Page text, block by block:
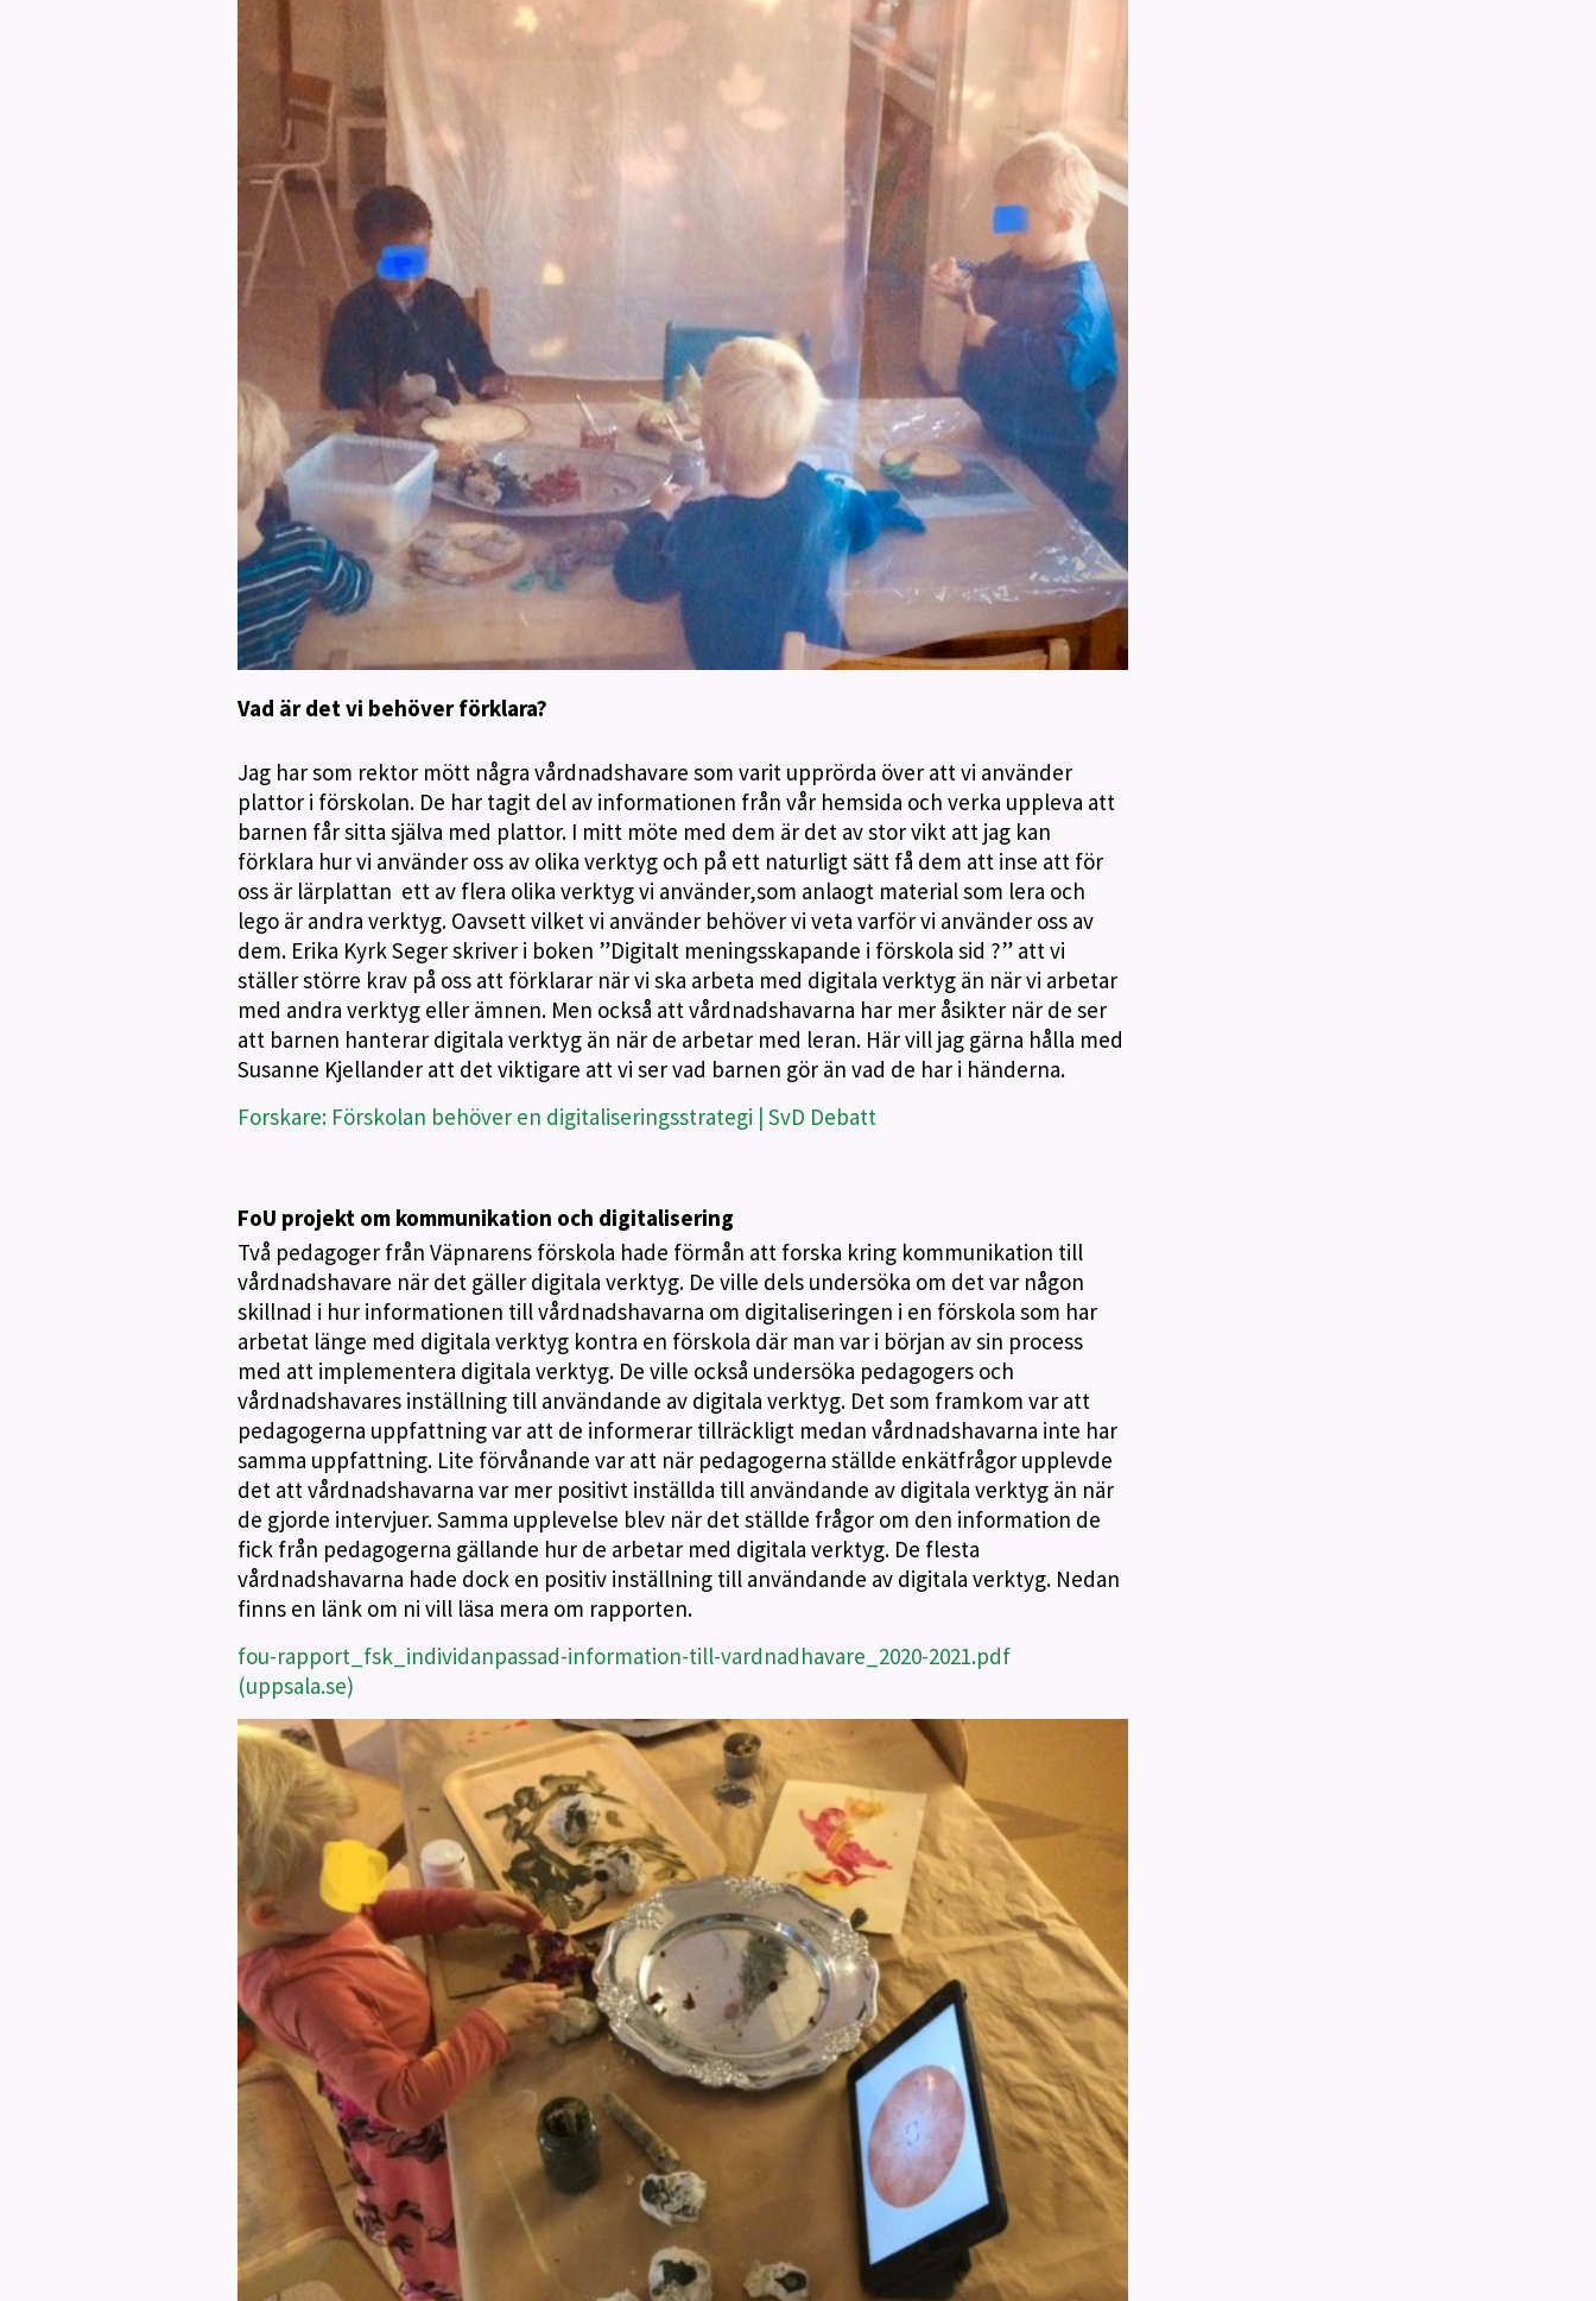
Vad är det vi behöver förklara?
Jag har som rektor mött några vårdnadshavare som varit upprörda över att vi använder
plattor i förskolan. De har tagit del av informationen från vår hemsida och verka uppleva att
barnen får sitta själva med plattor. I mitt möte med dem är det av stor vikt att jag kan
förklara hur vi använder oss av olika verktyg och på ett naturligt sätt få dem att inse att för
oss är lärplattan ett av flera olika verktyg vi använder,som anlaogt material som lera och
lego är andra verktyg. Oavsett vilket vi använder behöver vi veta varför vi använder oss av
dem. Erika Kyrk Seger skriver i boken ”Digitalt meningsskapande i förskola sid ?” att vi
ställer större krav på oss att förklarar när vi ska arbeta med digitala verktyg än när vi arbetar
med andra verktyg eller ämnen. Men också att vårdnadshavarna har mer åsikter när de ser
att barnen hanterar digitala verktyg än när de arbetar med leran. Här vill jag gärna hålla med
Susanne Kjellander att det viktigare att vi ser vad barnen gör än vad de har i händerna.
Forskare: Förskolan behöver en digitaliseringsstrategi | SvD Debatt
FoU projekt om kommunikation och digitalisering
Två pedagoger från Väpnarens förskola hade förmån att forska kring kommunikation till
vårdnadshavare när det gäller digitala verktyg. De ville dels undersöka om det var någon
skillnad i hur informationen till vårdnadshavarna om digitaliseringen i en förskola som har
arbetat länge med digitala verktyg kontra en förskola där man var i början av sin process
med att implementera digitala verktyg. De ville också undersöka pedagogers och
vårdnadshavares inställning till användande av digitala verktyg. Det som framkom var att
pedagogerna uppfattning var att de informerar tillräckligt medan vårdnadshavarna inte har
samma uppfattning. Lite förvånande var att när pedagogerna ställde enkätfrågor upplevde
det att vårdnadshavarna var mer positivt inställda till användande av digitala verktyg än när
de gjorde intervjuer. Samma upplevelse blev när det ställde frågor om den information de
fick från pedagogerna gällande hur de arbetar med digitala verktyg. De flesta
vårdnadshavarna hade dock en positiv inställning till användande av digitala verktyg. Nedan
finns en länk om ni vill läsa mera om rapporten.
fou-rapport_fsk_individanpassad-information-till-vardnadhavare_2020-2021.pdf
(uppsala.se)